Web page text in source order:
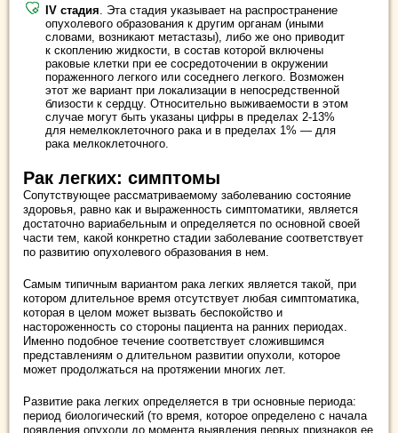
IV стадия. Эта стадия указывает на распространение
опухолевого образования к другим органам (иными
словами, возникают метастазы), либо же оно приводит
к скоплению жидкости, в состав которой включены
раковые клетки при ее сосредоточении в окружении
пораженного легкого или соседнего легкого. Возможен
этот же вариант при локализации в непосредственной
близости к сердцу. Относительно выживаемости в этом
случае могут быть указаны цифры в пределах 2-13%
для немелкоклеточного рака и в пределах 1% — для
рака мелкоклеточного.
Рак легких: симптомы
Сопутствующее рассматриваемому заболеванию состояние
здоровья, равно как и выраженность симптоматики, является
достаточно вариабельным и определяется по основной своей
части тем, какой конкретно стадии заболевание соответствует
по развитию опухолевого образования в нем.
Самым типичным вариантом рака легких является такой, при
котором длительное время отсутствует любая симптоматика,
которая в целом может вызвать беспокойство и
настороженность со стороны пациента на ранних периодах.
Именно подобное течение соответствует сложившимся
представлениям о длительном развитии опухоли, которое
может продолжаться на протяжении многих лет.
Развитие рака легких определяется в три основные периода:
период биологический (то время, которое определено с начала
появления опухоли до момента выявления первых признаков ее